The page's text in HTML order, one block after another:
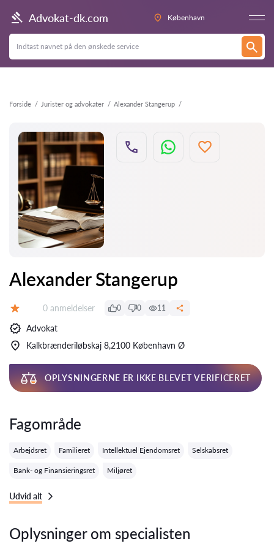
Advokat-dk.com København
Forside Jurister og advokater Alexander Stangerup
Tilbage
Alexander Stangerup
Anmeldelser:
0 anmeldelser 0 0 11
Advokat
Kalkbrænderiløbskaj 8,2100 København Ø
OPLYSNINGERNE ER IKKE BLEVET VERIFICERET
Fagområde
Arbejdsret Familieret Intellektuel Ejendomsret Selskabsret
Bank- og Finansieringsret Miljøret
Udvid alt
Oplysninger om specialisten